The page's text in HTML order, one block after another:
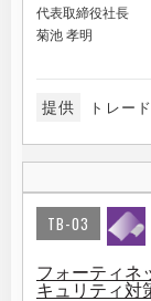
代表取締役社長
菊池 孝明
提供 トレー
TB-03
フォーティネ
キュリティ対